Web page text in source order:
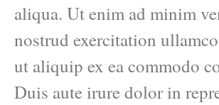
aliqua. Ut enim ad minim
nostrud exercitation
ut aliquip ex ea commodo
Duis aute irure dolor in